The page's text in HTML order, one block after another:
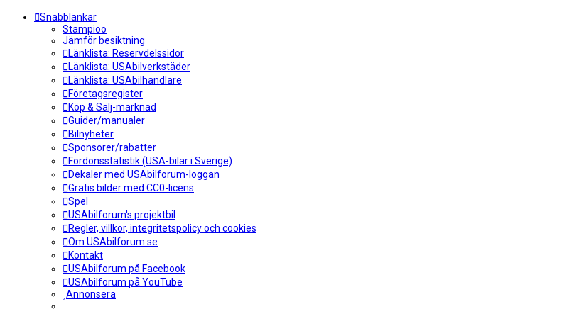
Snabblänkar
Stampioo
Jämför besiktning
Länklista: Reservdelssidor
Länklista: USAbilverkstäder
Länklista: USAbilhandlare
Företagsregister
Köp & Sälj-marknad
Guider/manualer
Bilnyheter
Sponsorer/rabatter
Fordonsstatistik (USA-bilar i Sverige)
Dekaler med USAbilforum-loggan
Gratis bilder med CC0-licens
Spel
USAbilforum's projektbil
Regler, villkor, integritetspolicy och cookies
Om USAbilforum.se
Kontakt
USAbilforum på Facebook
USAbilforum på YouTube
Annonsera